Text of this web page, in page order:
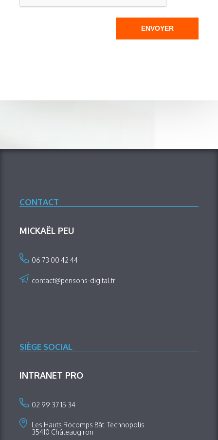
ENVOYER
CONTACT
MICKAËL PEU
06 73 00 42 44
contact@pensons-digital.fr
SIÈGE SOCIAL
INTRANET PRO
02 99 37 15 34
Les Hauts Rocomps Bât. Technopolis
35410 Châteaugiron